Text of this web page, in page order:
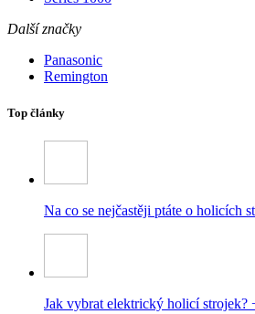
Další značky
Panasonic
Remington
Top články
Na co se nejčastěji ptáte o holicích
Jak vybrat elektrický holicí